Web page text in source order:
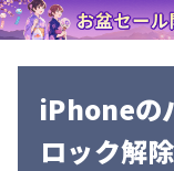
iPhoneの
ロック解